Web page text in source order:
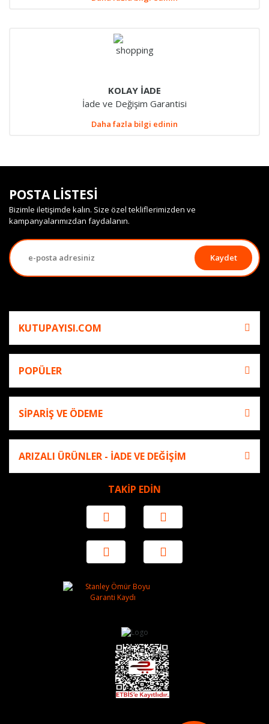
KOLAY İADE
İade ve Değişim Garantisi
Daha fazla bilgi edinin
POSTA LİSTESİ
Bizimle iletişimde kalın. Size özel tekliflerimizden ve
kampanyalarımızdan faydalanın.
Kaydet
KUTUPAYISI.COM
POPÜLER
SİPARİŞ VE ÖDEME
ARIZALI ÜRÜNLER - İADE VE DEĞİŞİM
TAKİP EDİN